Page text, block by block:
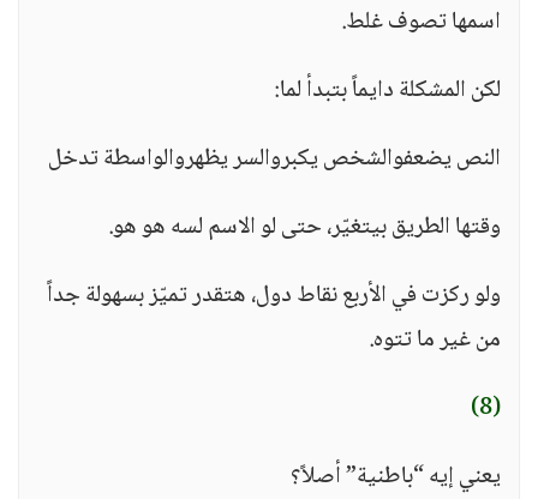
اسمها تصوف غلط.
لكن المشكلة دايماً بتبدأ لما:
النص يضعفوالشخص يكبروالسر يظهروالواسطة تدخل
وقتها الطريق بيتغيّر، حتى لو الاسم لسه هو هو.
ولو ركزت في الأربع نقاط دول، هتقدر تميّز بسهولة جداً
من غير ما تتوه.
(8)
يعني إيه “باطنية” أصلاً؟